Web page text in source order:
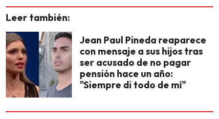
Leer también:
Jean Paul Pineda reaparece
con mensaje a sus hijos tras
ser acusado de no pagar
pensión hace un año:
"Siempre di todo de mí"